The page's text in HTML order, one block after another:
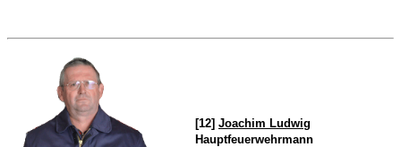
[12] Joachim Ludwig
Hauptfeuerwehrmann